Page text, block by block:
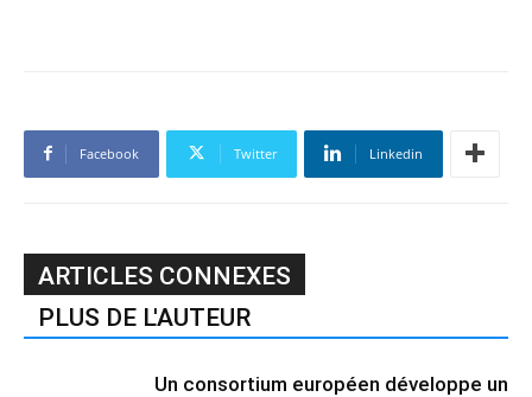
Facebook Twitter Linkedin
ARTICLES CONNEXES
PLUS DE L'AUTEUR
Un consortium européen développe un